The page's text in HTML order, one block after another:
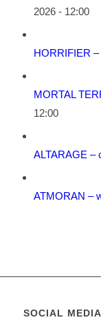
2026 - 12:00
HORRIFIER
MORTAL
12:00
ALTARAGE –
ATMORAN –
SOCIAL MEDIA